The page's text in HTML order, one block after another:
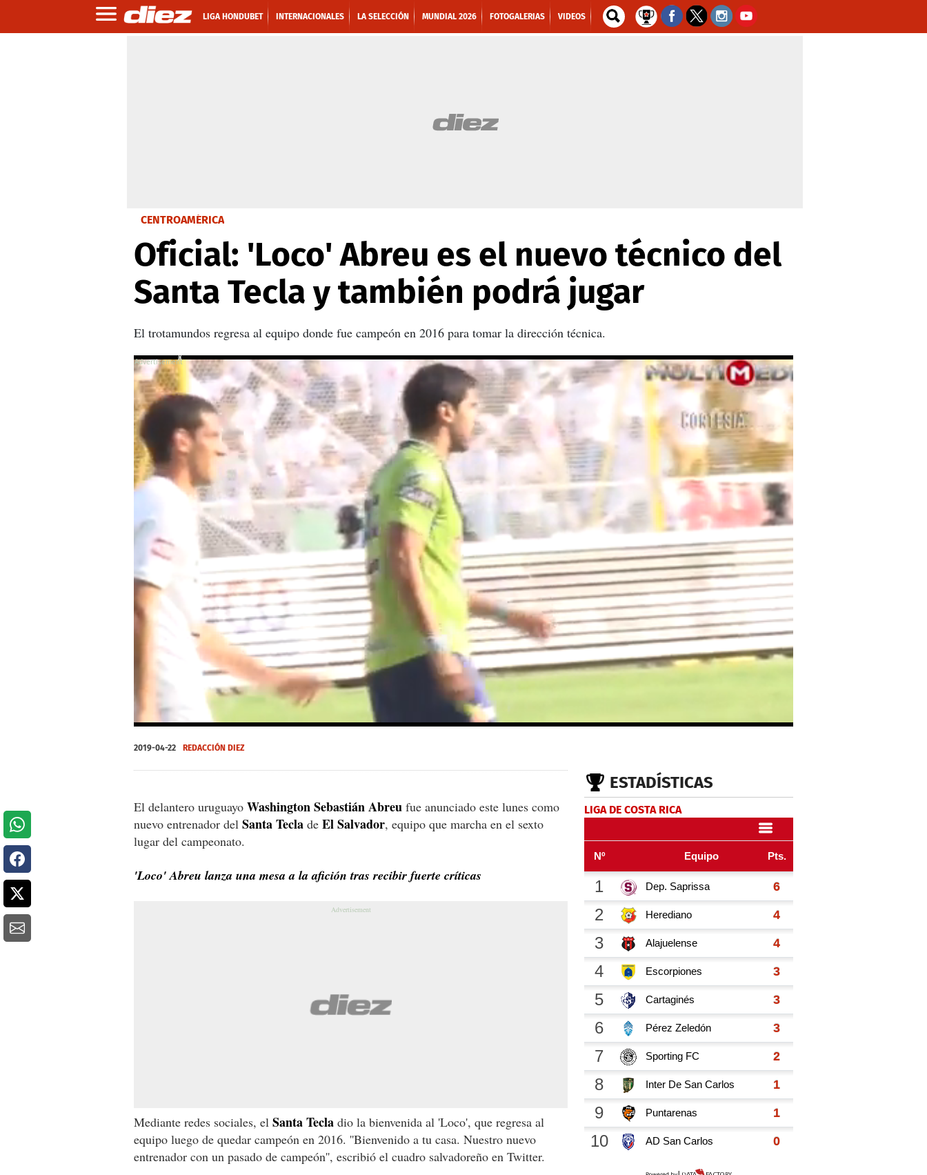
LIGA HONDUBET INTERNACIONALES LA SELECCIÓN MUNDIAL 2026 FOTOGALERIAS VIDEOS
CENTROAMÉRICA
Oficial: 'Loco' Abreu es el nuevo técnico del
Santa Tecla y también podrá jugar
El trotamundos regresa al equipo donde fue campeón en 2016 para tomar la dirección técnica.
seconds
of
X
2019-04-22 REDACCIÓN DIEZ
El delantero uruguayo Washington Sebastián Abreu fue anunciado este lunes como
nuevo entrenador del Santa Tecla de El Salvador, equipo que marcha en el sexto
lugar del campeonato.
'Loco' Abreu lanza una mesa a la afición tras recibir fuerte críticas
Mediante redes sociales, el Santa Tecla dio la bienvenida al 'Loco', que regresa al
equipo luego de quedar campeón en 2016. ''Bienvenido a tu casa. Nuestro nuevo
entrenador con un pasado de campeón'', escribió el cuadro salvadoreño en Twitter.
ESTADÍSTICAS
LIGA DE COSTA RICA